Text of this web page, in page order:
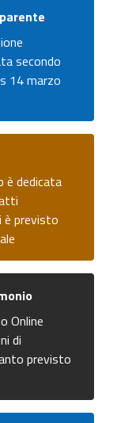
secondo
14 marzo
è dedicata
è previsto
Online
di
previsto